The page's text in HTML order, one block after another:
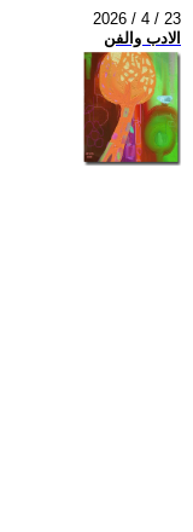
2026 / 4 / 23
الادب والفن